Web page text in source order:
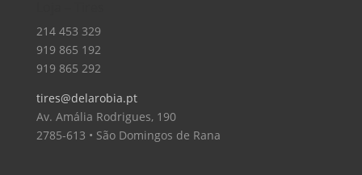
214 453 329
919 865 192
919 865 292
tires@delarobia.pt
Av. Amália Rodrigues, 190
2785-613 • São Domingos de Rana